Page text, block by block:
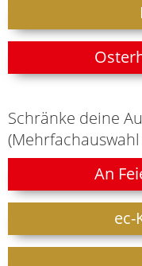
Schränke deine
An
ec-